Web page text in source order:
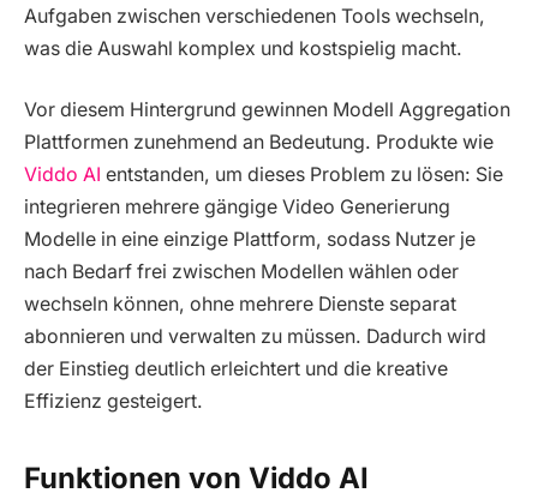
Aufgaben zwischen verschiedenen Tools wechseln,
was die Auswahl komplex und kostspielig macht.
Vor diesem Hintergrund gewinnen Modell Aggregation
Plattformen zunehmend an Bedeutung. Produkte wie
Viddo AI entstanden, um dieses Problem zu lösen: Sie
integrieren mehrere gängige Video Generierung
Modelle in eine einzige Plattform, sodass Nutzer je
nach Bedarf frei zwischen Modellen wählen oder
wechseln können, ohne mehrere Dienste separat
abonnieren und verwalten zu müssen. Dadurch wird
der Einstieg deutlich erleichtert und die kreative
Effizienz gesteigert.
Funktionen von Viddo AI